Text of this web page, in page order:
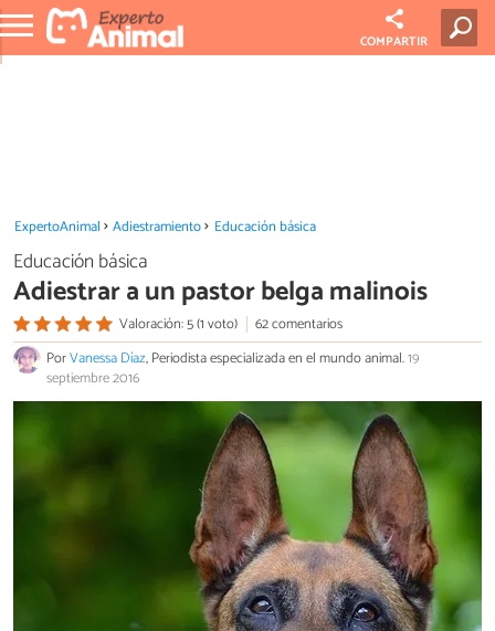
COMPARTIR
ExpertoAnimal Adiestramiento Educación básica
Educación básica
Adiestrar a un pastor belga malinois
Valoración: 5 (1 voto)
62 comentarios
PorVanessa Díaz, Periodista especializada en el mundo animal.19
septiembre 2016